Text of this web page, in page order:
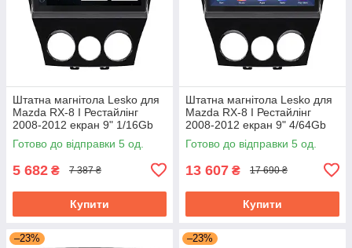
Штатна магнітола Lesko для
Mazda RX-8 I Рестайлінг
2008-2012 екран 9" 1/16Gb
Wi-Fi GPS Base
Готово до відправки 5 од.
5 682 ₴ 7 387 ₴
Купити
Штатна магнітола Lesko для
Mazda RX-8 I Рестайлінг
2008-2012 екран 9" 4/64Gb
4G Wi-Fi GPS Top
Готово до відправки 5 од.
13 607 ₴ 17 690 ₴
Купити
–23% –23%